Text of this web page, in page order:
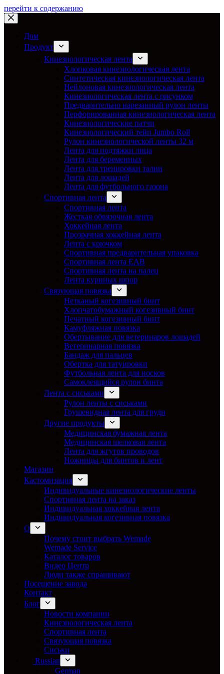
перейти к содержанию
Дом
Продукт
Кинезиологическая лента
Хлопковая кинезиологическая лента
Синтетическая кинезиологическая лента
Нейлоновая кинезиологическая лента
Кинезиологическая лента с рисунком
Предварительно нарезанный рулон ленты
Перфорированная кинезиологическая лента
Кинезиологические патчи
Кинезиологический тейп Jumbo Roll
Рулон кинезиологической ленты 32 м
Лента для подтяжки лица
Лента для беременных
Лента для тренировки талии
Лента для лошадей
Лента для футбольного газона
Спортивная лента
Спортивная лента
Жесткая обвязочная лента
Хоккейная лента
Прозрачная хоккейная лента
Лента с крючком
Спортивная предварительная упаковка
Спортивная лента EAB
Спортивная лента на палец
Лента куриных шпор
Связующая повязка
Нетканый когезивный бинт
Хлопчатобумажный когезивный бинт
Печатный когезивный бинт
Камуфляжная повязка
Обертывание для ветеринаров лошадей
Ветеринарная повязка
Бандаж для пальцев
Обертка для татуировки
Футбольная лента для носков
Самоклеящийся рулон бинта
Лента с сиськами
Рулон ленты с сиськами
Грушевидная лента для груди
Другие продукты
Медицинская бумажная лента
Медицинская шелковая лента
Лента для жгутов проводов
Ножницы для бинтов и лент
Магазин
Кастомизация
Индивидуальные кинезиологические ленты
Спортивная лента на заказ
Индивидуальная хоккейная лента
Индивидуальная когезивная повязка
О
Почему стоит выбрать Wemade
Wemade Service
Каталог товаров
Видео Центр
Люди также спрашивают
Посещение завода
Контакт
Блог
Новости компании
Кинезиологическая лента
Спортивная лента
Связующая повязка
Сиськи
Russian
German